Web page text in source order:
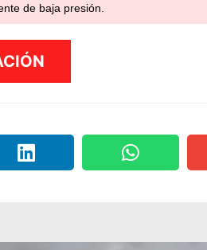
de baja presión.